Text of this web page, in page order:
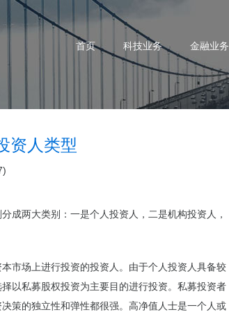
首页 科技业务 金融业务
资人类型
成两大类别：一是个人投资人，二是机构投资人，
市场上进行投资的投资人。由于个人投资人具备较
以私募股权投资为主要目的进行投资。私募投资者
策的独立性和弹性都很强。高净值人士是一个人或